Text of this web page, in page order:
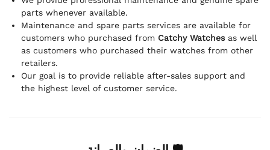
parts whenever available.
Maintenance and spare parts services are available for
customers who purchased from Catchy Watchesas well
as customers who purchased their watches from other
retailers.
Our goal is to provide reliable after-sales support and
the highest level of customer service.